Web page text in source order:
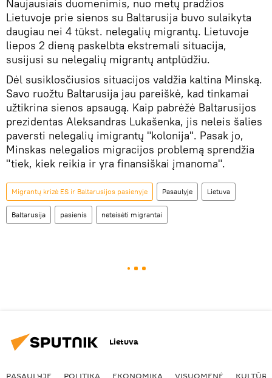
Naujausiais duomenimis, nuo metų pradžios
Lietuvoje prie sienos su Baltarusija buvo sulaikyta
daugiau nei 4 tūkst. nelegalių migrantų. Lietuvoje
liepos 2 dieną paskelbta ekstremali situacija,
susijusi su nelegalių migrantų antplūdžiu.
Dėl susiklosčiusios situacijos valdžia kaltina Minską.
Savo ruožtu Baltarusija jau pareiškė, kad tinkamai
užtikrina sienos apsaugą. Kaip pabrėžė Baltarusijos
prezidentas Aleksandras Lukašenka, jis neleis šalies
paversti nelegalių imigrantų "kolonija". Pasak jo,
Minskas nelegalios migracijos problemą sprendžia
"tiek, kiek reikia ir yra finansiškai įmanoma".
Migrantų krizė ES ir Baltarusijos pasienyje Pasaulyje Lietuva
Baltarusija pasienis neteisėti migrantai
Lietuva
PASAULYJE POLITIKA EKONOMIKA VISUOMENĖ KULTŪRA